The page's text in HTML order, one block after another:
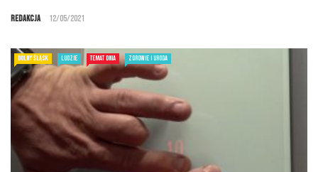
Redakcja 12/05/2021
DOLNY ŚLĄSK LUDZIE TEMAT DNIA ZDROWIE I URODA